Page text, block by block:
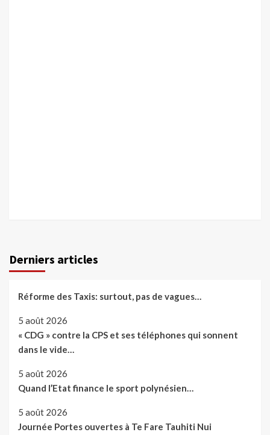
Derniers articles
Réforme des Taxis: surtout, pas de vagues…
5 août 2026
« CDG » contre la CPS et ses téléphones qui sonnent
dans le vide…
5 août 2026
Quand l’Etat finance le sport polynésien…
5 août 2026
Journée Portes ouvertes à Te Fare Tauhiti Nui